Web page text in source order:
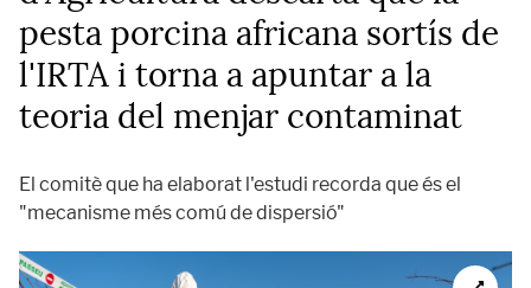
pesta porcina africana sortís de
l'IRTA i torna a apuntar a la
teoria del menjar contaminat
El comitè que ha elaborat l'estudi recorda que és el
"mecanisme més comú de dispersió"